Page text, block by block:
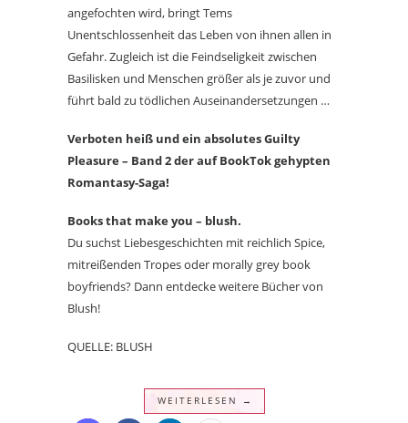
angefochten wird, bringt Tems
Unentschlossenheit das Leben von ihnen allen in
Gefahr. Zugleich ist die Feindseligkeit zwischen
Basilisken und Menschen größer als je zuvor und
führt bald zu tödlichen Auseinandersetzungen …
Verboten heiß und ein absolutes Guilty
Pleasure – Band 2 der auf BookTok gehypten
Romantasy-Saga!
Books that make you – blush.
Du suchst Liebesgeschichten mit reichlich Spice,
mitreißenden Tropes oder morally grey book
boyfriends? Dann entdecke weitere Bücher von
Blush!
QUELLE: BLUSH
WEITERLESEN →